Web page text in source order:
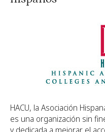
HACU, la Asociación
es una organización sin